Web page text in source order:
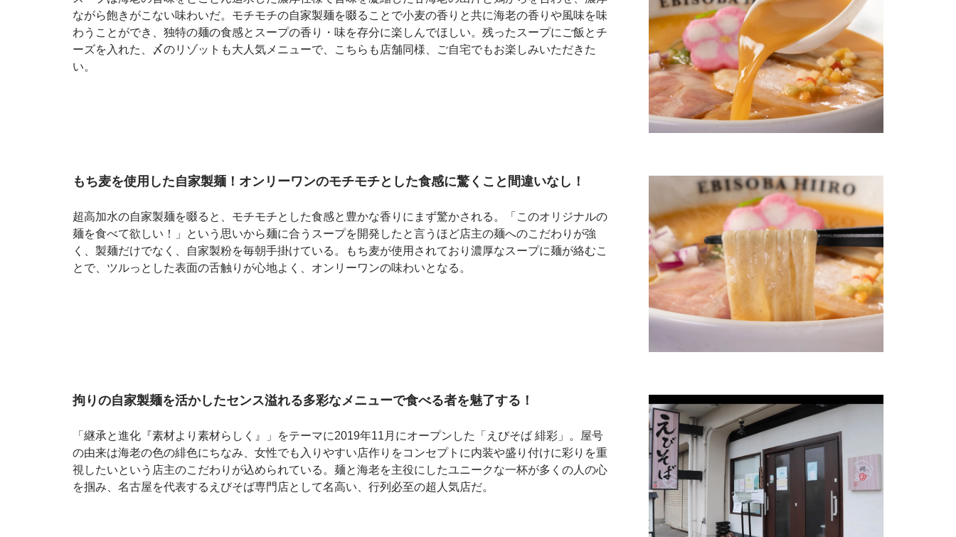
ながら飽きがこない味わいだ。モチモチの自家製麺を啜ることで小麦の香りと共に海老の香りや風味を味
わうことができ、独特の麺の食感とスープの香り・味を存分に楽しんでほしい。残ったスープにご飯とチ
ーズを入れた、〆のリゾットも大人気メニューで、こちらも店舗同様、ご自宅でもお楽しみいただきた
い。
もち麦を使用した自家製麺！オンリーワンのモチモチとした食感に驚くこと間違いなし！
超高加水の自家製麺を啜ると、モチモチとした食感と豊かな香りにまず驚かされる。「このオリジナルの
麺を食べて欲しい！」という思いから麺に合うスープを開発したと言うほど店主の麺へのこだわりが強
く、製麺だけでなく、自家製粉を毎朝手掛けている。もち麦が使用されており濃厚なスープに麺が絡むこ
とで、ツルっとした表面の舌触りが心地よく、オンリーワンの味わいとなる。
拘りの自家製麺を活かしたセンス溢れる多彩なメニューで食べる者を魅了する！
「継承と進化『素材より素材らしく』」をテーマに2019年11月にオープンした「えびそば 緋彩」。屋号
の由来は海老の色の緋色にちなみ、女性でも入りやすい店作りをコンセプトに内装や盛り付けに彩りを重
視したいという店主のこだわりが込められている。麺と海老を主役にしたユニークな一杯が多くの人の心
を掴み、名古屋を代表するえびそば専門店として名高い、行列必至の超人気店だ。